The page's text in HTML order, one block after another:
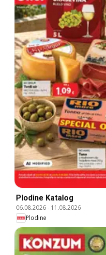
Plodine Katalog
06.08.2026- 11.08.2026
Plodine